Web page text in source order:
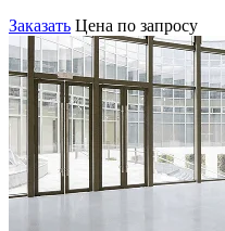
Заказать Цена по запросу